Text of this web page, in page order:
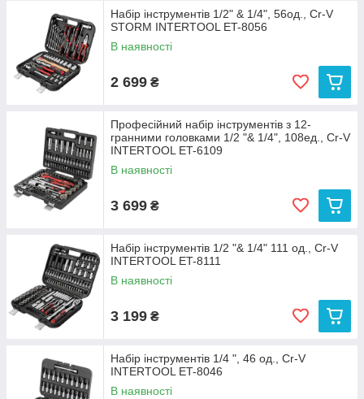
Набір інструментів 1/2" & 1/4", 56од., Cr-V
STORM INTERTOOL ET-8056
В наявності
2 699 ₴
Професійний набір інструментів з 12-
гранними головками 1/2 "& 1/4", 108ед., Cr-V
INTERTOOL ET-6109
В наявності
3 699 ₴
Набір інструментів 1/2 "& 1/4" 111 од., Cr-V
INTERTOOL ET-8111
В наявності
3 199 ₴
Набір інструментів 1/4 ", 46 од., Cr-V
INTERTOOL ET-8046
В наявності